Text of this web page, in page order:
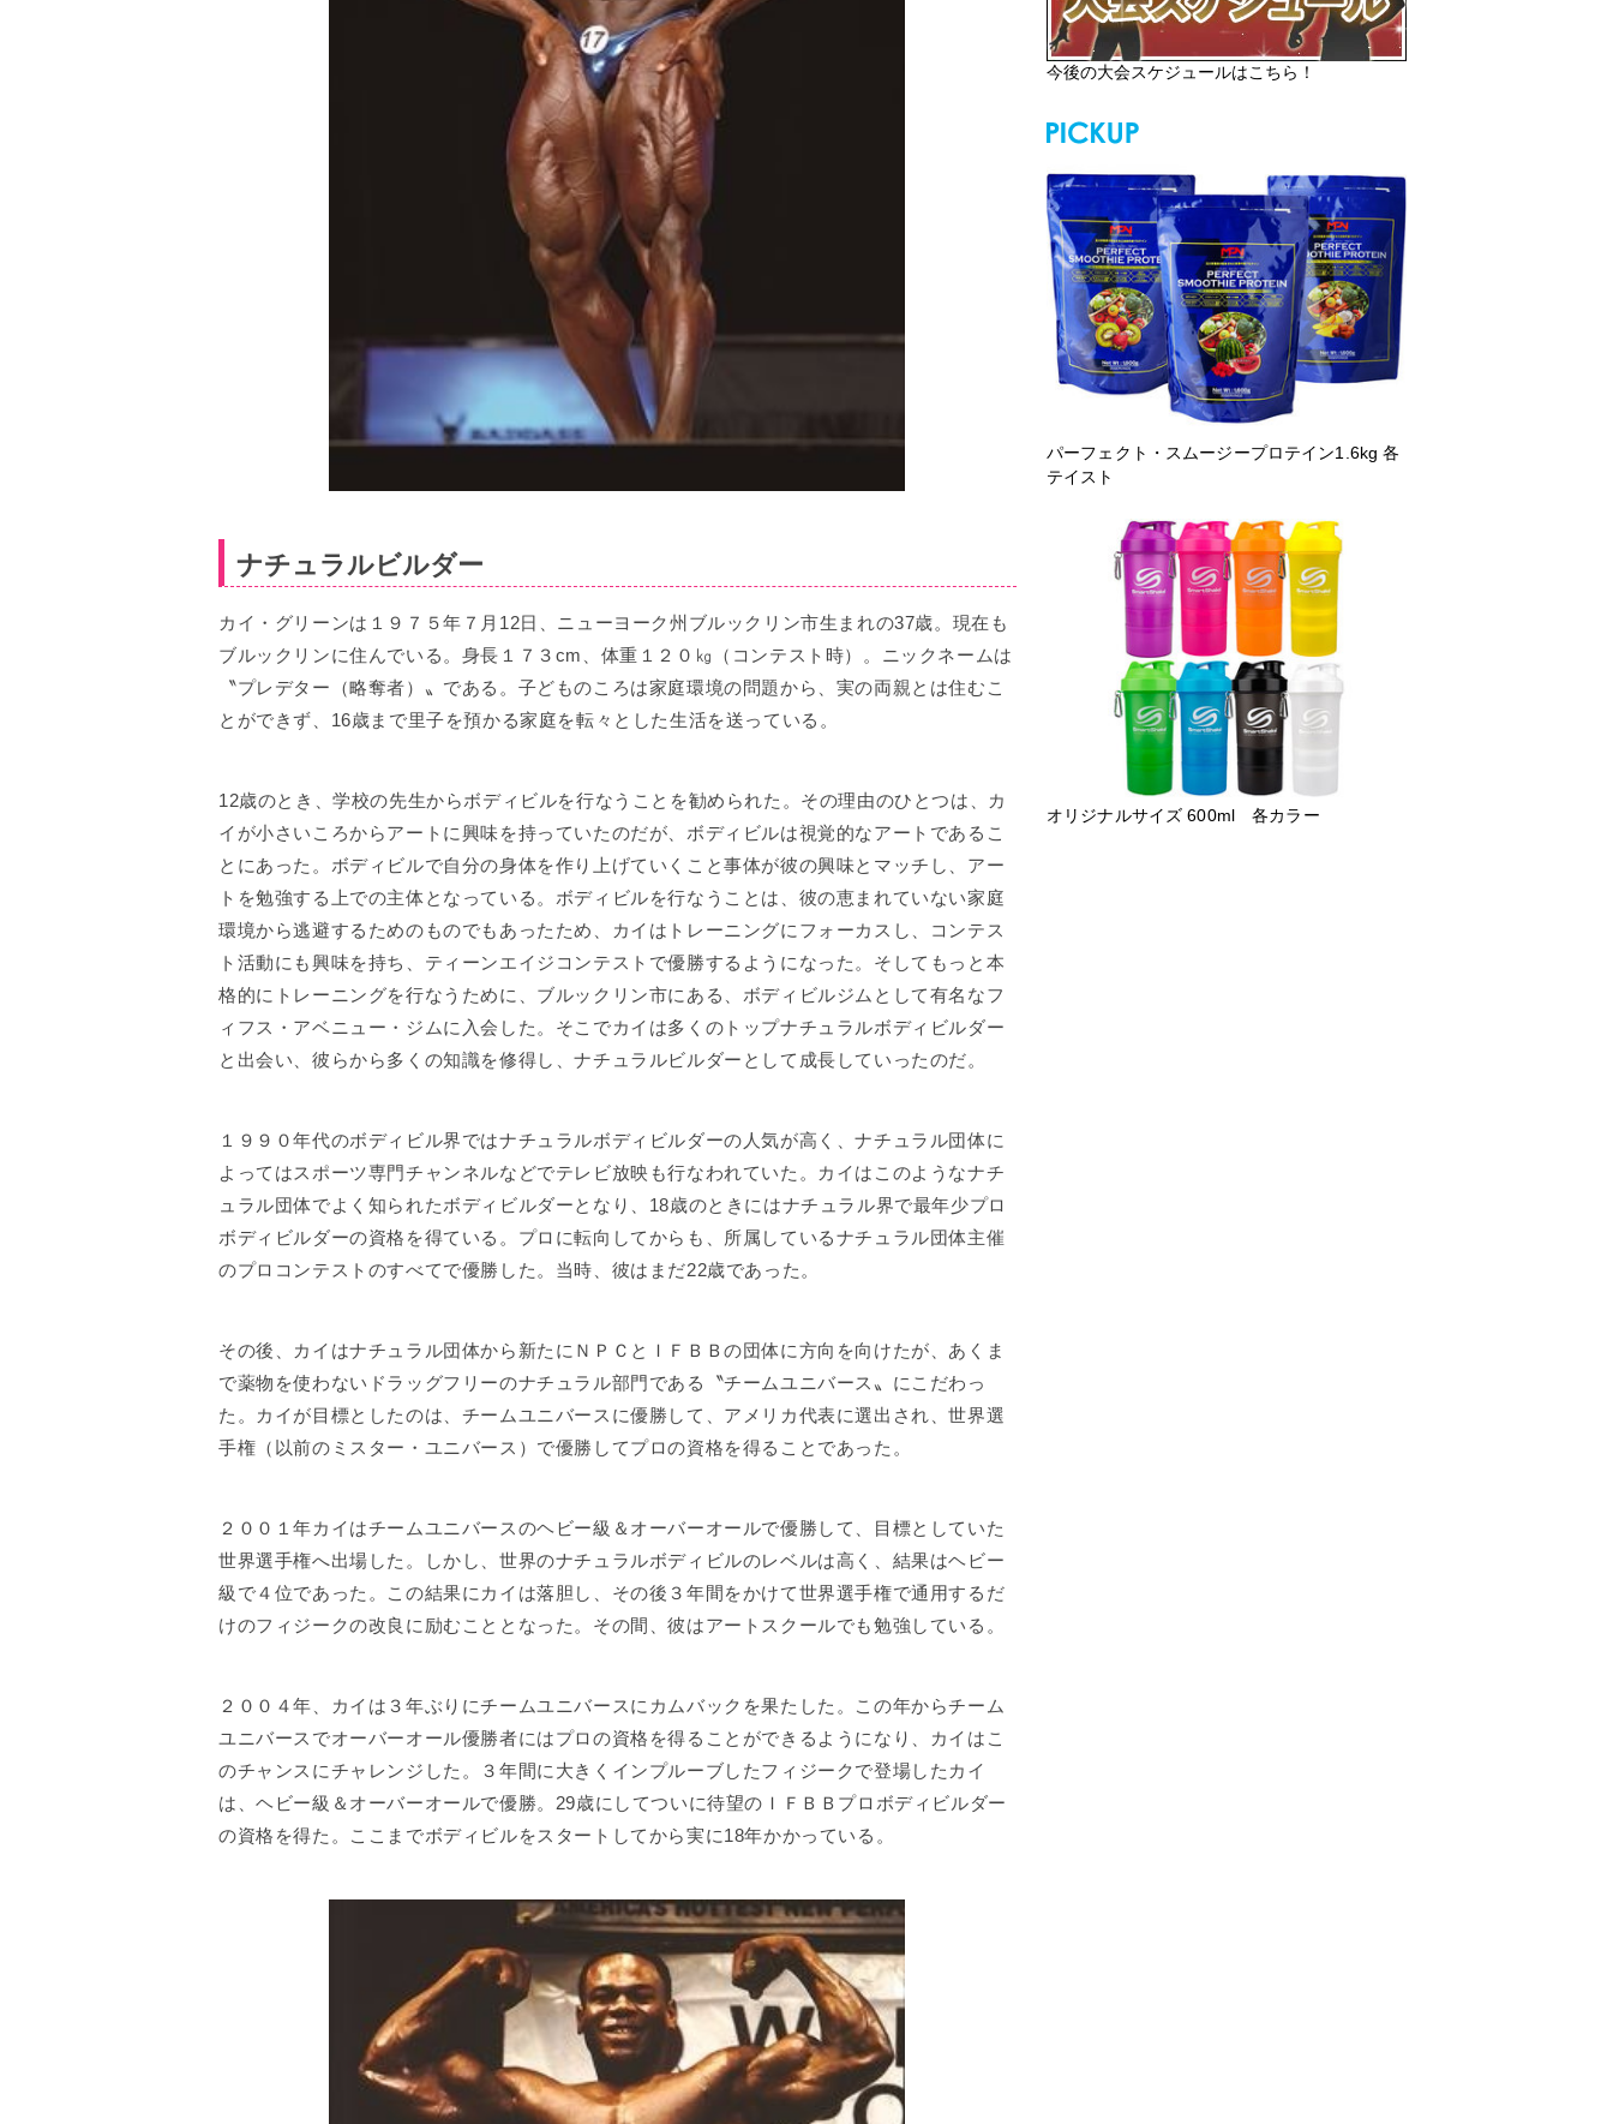
今後の大会スケジュールはこちら！
パーフェクト・スムージープロテイン1.6kg 各
テイスト
オリジナルサイズ 600ml 各カラー
ナチュラルビルダー
カイ・グリーンは１９７５年７月12日、ニューヨーク州ブルックリン市生まれの37歳。現在も
ブルックリンに住んでいる。身長１７３cm、体重１２０㎏（コンテスト時）。ニックネームは
〝プレデター（略奪者）〟である。子どものころは家庭環境の問題から、実の両親とは住むこ
とができず、16歳まで里子を預かる家庭を転々とした生活を送っている。
12歳のとき、学校の先生からボディビルを行なうことを勧められた。その理由のひとつは、カ
イが小さいころからアートに興味を持っていたのだが、ボディビルは視覚的なアートであるこ
とにあった。ボディビルで自分の身体を作り上げていくこと事体が彼の興味とマッチし、アー
トを勉強する上での主体となっている。ボディビルを行なうことは、彼の恵まれていない家庭
環境から逃避するためのものでもあったため、カイはトレーニングにフォーカスし、コンテス
ト活動にも興味を持ち、ティーンエイジコンテストで優勝するようになった。そしてもっと本
格的にトレーニングを行なうために、ブルックリン市にある、ボディビルジムとして有名なフ
ィフス・アベニュー・ジムに入会した。そこでカイは多くのトップナチュラルボディビルダー
と出会い、彼らから多くの知識を修得し、ナチュラルビルダーとして成長していったのだ。
１９９０年代のボディビル界ではナチュラルボディビルダーの人気が高く、ナチュラル団体に
よってはスポーツ専門チャンネルなどでテレビ放映も行なわれていた。カイはこのようなナチ
ュラル団体でよく知られたボディビルダーとなり、18歳のときにはナチュラル界で最年少プロ
ボディビルダーの資格を得ている。プロに転向してからも、所属しているナチュラル団体主催
のプロコンテストのすべてで優勝した。当時、彼はまだ22歳であった。
その後、カイはナチュラル団体から新たにＮＰＣとＩＦＢＢの団体に方向を向けたが、あくま
で薬物を使わないドラッグフリーのナチュラル部門である〝チームユニバース〟にこだわっ
た。カイが目標としたのは、チームユニバースに優勝して、アメリカ代表に選出され、世界選
手権（以前のミスター・ユニバース）で優勝してプロの資格を得ることであった。
２００１年カイはチームユニバースのヘビー級＆オーバーオールで優勝して、目標としていた
世界選手権へ出場した。しかし、世界のナチュラルボディビルのレベルは高く、結果はヘビー
級で４位であった。この結果にカイは落胆し、その後３年間をかけて世界選手権で通用するだ
けのフィジークの改良に励むこととなった。その間、彼はアートスクールでも勉強している。
２００４年、カイは３年ぶりにチームユニバースにカムバックを果たした。この年からチーム
ユニバースでオーバーオール優勝者にはプロの資格を得ることができるようになり、カイはこ
のチャンスにチャレンジした。３年間に大きくインプルーブしたフィジークで登場したカイ
は、ヘビー級＆オーバーオールで優勝。29歳にしてついに待望のＩＦＢＢプロボディビルダー
の資格を得た。ここまでボディビルをスタートしてから実に18年かかっている。